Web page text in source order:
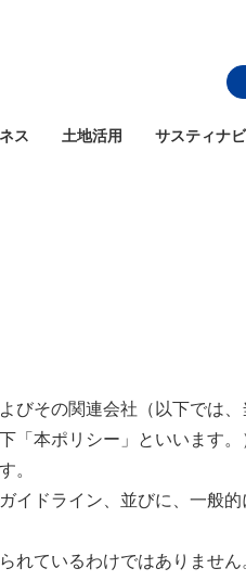
ス 土地活用 サスティナ
その関連会社（以下では
本ポリシー」といいます
。
ドライン、並びに、一般
ているわけではありませ